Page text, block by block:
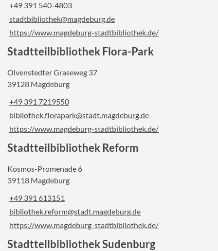
+49 391 540-4803
stadtbibliothek@magdeburg.de
https://www.magdeburg-stadtbibliothek.de/
Stadtteilbibliothek Flora-Park
Olvenstedter Graseweg 37
39128 Magdeburg
+49 391 7219550
bibliothek.florapark@stadt.magdeburg.de
https://www.magdeburg-stadtbibliothek.de/
Stadtteilbibliothek Reform
Kosmos-Promenade 6
39118 Magdeburg
+49 391 613151
bibliothek.reform@stadt.magdeburg.de
https://www.magdeburg-stadtbibliothek.de/
Stadtteilbibliothek Sudenburg